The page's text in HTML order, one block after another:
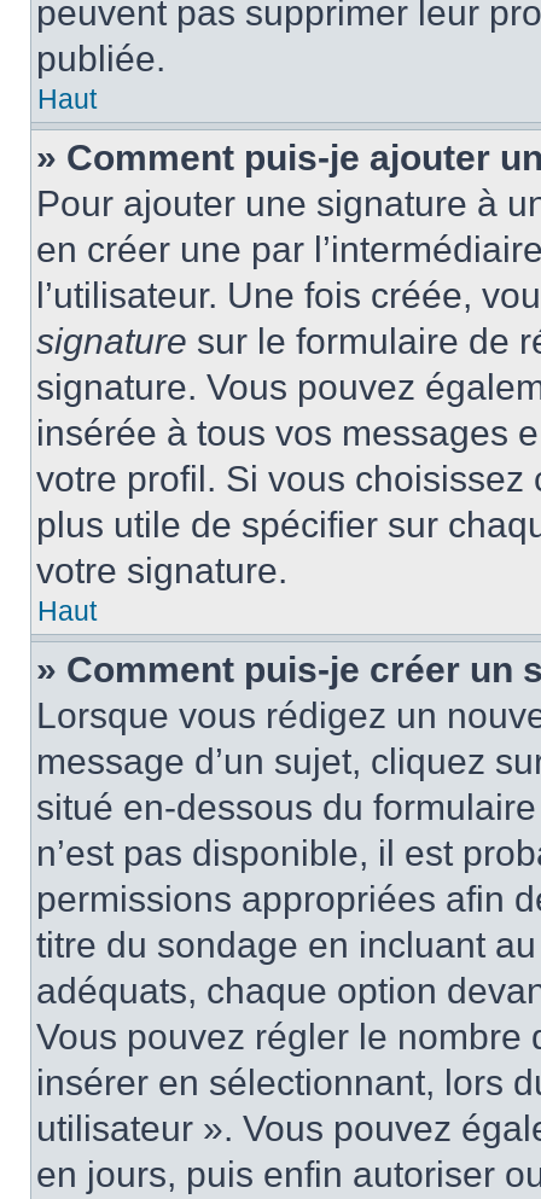
peuvent pas supprimer leur
publiée.
Haut
» Comment puis-je ajouter
Pour ajouter une signature à
en créer une par
l’utilisateur. Une fois créée,
signature sur le formulaire de
signature. Vous pouvez
insérée à tous vos messages
votre profil. Si vous
plus utile de spécifier sur
votre signature.
Haut
» Comment puis-je créer un
Lorsque vous rédigez un
message d’un sujet, cliquez
situé en-dessous du
n’est pas disponible, il est
permissions appropriées afin
titre du sondage en incluant
adéquats, chaque option
Vous pouvez régler le nombre
insérer en sélectionnant, lors
utilisateur ». Vous pouvez
en jours, puis enfin autoriser